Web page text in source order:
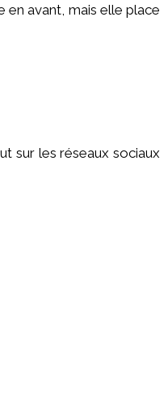
avant, mais elle place
sur les réseaux sociaux